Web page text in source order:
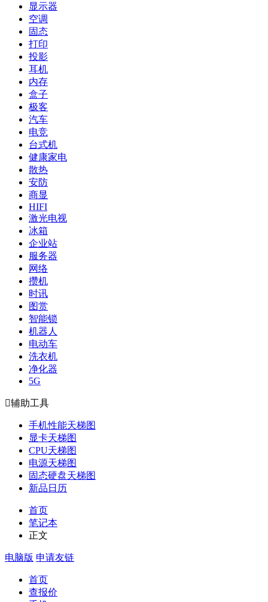
显示器
空调
固态
打印
投影
耳机
内存
盒子
极客
汽车
电竞
台式机
健康家电
散热
安防
商显
HIFI
激光电视
冰箱
企业站
服务器
网络
攒机
时讯
图赏
智能锁
机器人
电动车
洗衣机
净化器
5G
辅助工具
手机性能天梯图
显卡天梯图
CPU天梯图
电源天梯图
固态硬盘天梯图
新品日历
首页
笔记本
正文
电脑版 申请友链
首页
查报价